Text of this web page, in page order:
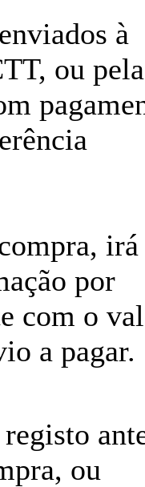
à
ou pela
irá
por
com o
a pagar.
ou